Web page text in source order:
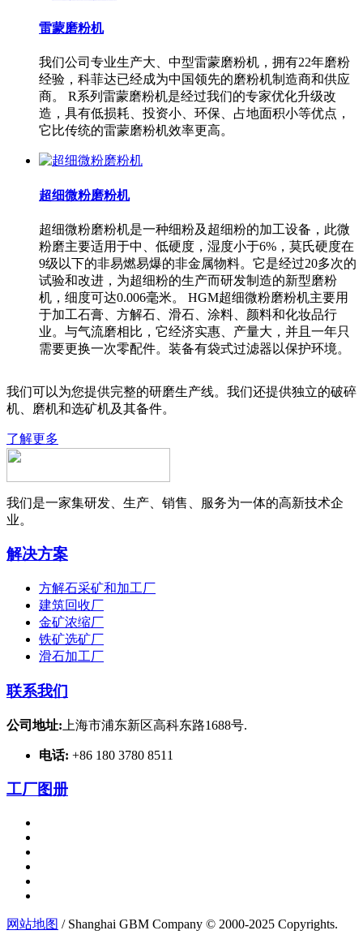
雷蒙磨粉机
我们公司专业生产大、中型雷蒙磨粉机，拥有22年磨粉
经验，科菲达已经成为中国领先的磨粉机制造商和供应
商。 R系列雷蒙磨粉机是经过我们的专家优化升级改
造，具有低损耗、投资小、环保、占地面积小等优点，
它比传统的雷蒙磨粉机效率更高。
超细微粉磨粉机
超细微粉磨粉机是一种细粉及超细粉的加工设备，此微
粉磨主要适用于中、低硬度，湿度小于6%，莫氏硬度在
9级以下的非易燃易爆的非金属物料。它是经过20多次的
试验和改进，为超细粉的生产而研发制造的新型磨粉
机，细度可达0.006毫米。 HGM超细微粉磨粉机主要用
于加工石膏、方解石、滑石、涂料、颜料和化妆品行
业。与气流磨相比，它经济实惠、产量大，并且一年只
需要更换一次零配件。装备有袋式过滤器以保护环境。
我们可以为您提供完整的研磨生产线。我们还提供独立的破碎
机、磨机和选矿机及其备件。
了解更多
我们是一家集研发、生产、销售、服务为一体的高新技术企
业。
解决方案
方解石采矿和加工厂
建筑回收厂
金矿浓缩厂
铁矿选矿厂
滑石加工厂
联系我们
公司地址: 上海市浦东新区高科东路1688号.
电话: +86 180 3780 8511
工厂图册
网站地图 / Shanghai GBM Company © 2000-2025 Copyrights.